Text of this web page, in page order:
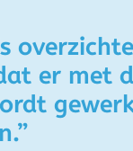
er met